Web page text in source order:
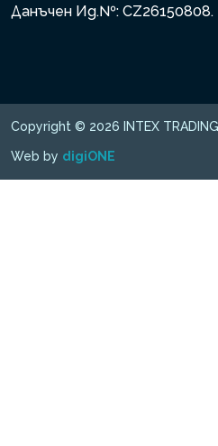
Данъчен Ид.№: CZ26150808.
Copyright © 2026 INTEX
Web by digiONE